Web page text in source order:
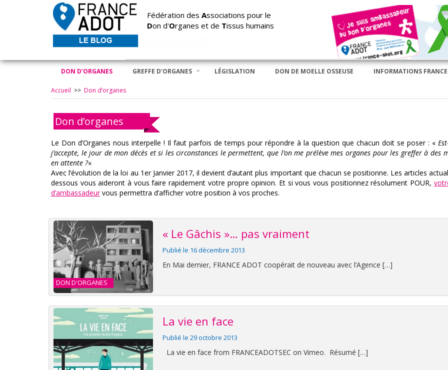
Fédération des Associations pour le
Don d'Organes et de Tissus humains
DON D’ORGANES GREFFE D’ORGANES LÉGISLATION DON DE MOELLE OSSEUSE INFORMATIONS
Accueil >> Don d’organes
Don d’organes
Le Don d’Organes nous interpelle ! Il faut parfois de temps pour répondre à la question que chacun doit se poser : «
j’accepte, le jour de mon décès et si les circonstances le permettent, que l’on me prélève mes organes pour les greffer à des
en attente ?«
Avec l’évolution de la loi au 1er Janvier 2017, il devient d’autant plus important que chacun se positionne. Les articles
dessous vous aideront à vous faire rapidement votre propre opinion. Et si vous vous positionnez résolument POUR,
d’ambassadeurvous permettra d’afficher votre position à vos proches.
DON D'ORGANES
« Le Gâchis »… pas vraiment
Publié le 16 décembre 2013
En Mai dernier, FRANCE ADOT coopérait de nouveau avec l’Agence […]
La vie en face
Publié le 29 octobre 2013
La vie en face from FRANCEADOTSEC on Vimeo. Résumé […]